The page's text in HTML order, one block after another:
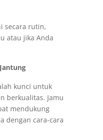
secara rutin,
atau jika Anda
kunci untuk
berkualitas. Jamu
mendukung
dengan cara-cara